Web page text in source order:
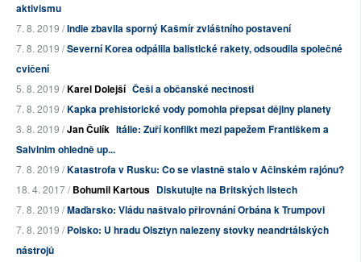
aktivismu
7. 8. 2019 /Indie zbavila sporný Kašmír zvláštního postavení
7. 8. 2019 /Severní Korea odpálila balistické rakety, odsoudila společné
cvičení
5. 8. 2019 /Karel Dolejší Češi a občanské nectnosti
7. 8. 2019 /Kapka prehistorické vody pomohla přepsat dějiny planety
3. 8. 2019 /Jan Čulík Itálie: Zuří konflikt mezi papežem Františkem a
Salvinim ohledně up...
7. 8. 2019 /Katastrofa v Rusku: Co se vlastně stalo v Ačinském rajónu?
18. 4. 2017 /Bohumil Kartous Diskutujte na Britských listech
7. 8. 2019 /Maďarsko: Vládu naštvalo přirovnání Orbána k Trumpovi
7. 8. 2019 /Polsko: U hradu Olsztyn nalezeny stovky neandrtálských
nástrojů